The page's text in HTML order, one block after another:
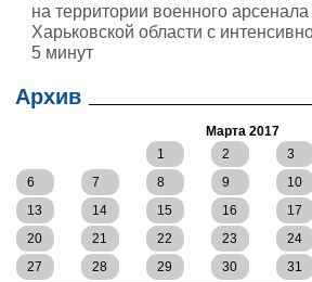
на территории военного
Харьковской области с
5 минут
Архив
Марта 2017
1
2 3
6
7 8 9 10
13
14 15 16 17
20
21 22 23 24
27
28 29 30 31